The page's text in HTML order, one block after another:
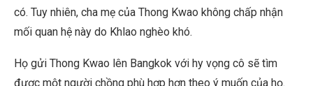
có. Tuy nhiên, cha mẹ của Thong Kwao không chấp nhận
mối quan hệ này do Khlao nghèo khó.
Họ gửi Thong Kwao lên Bangkok với hy vọng cô sẽ tìm
được một người chồng phù hợp hơn theo ý muốn của họ.